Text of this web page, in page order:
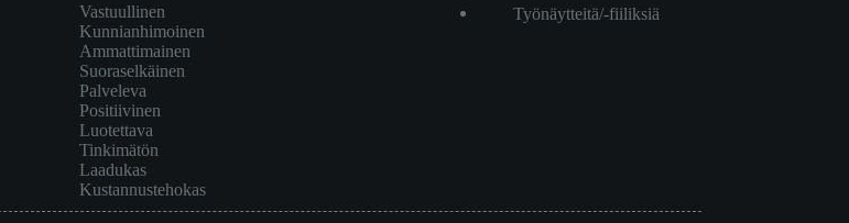
Vastuullinen
Kunnianhimoinen
Ammattimainen
Suoraselkäinen
Palveleva
Positiivinen
Luotettava
Tinkimätön
Laadukas
Kustannustehokas
Työnäytteitä/-fiiliksiä